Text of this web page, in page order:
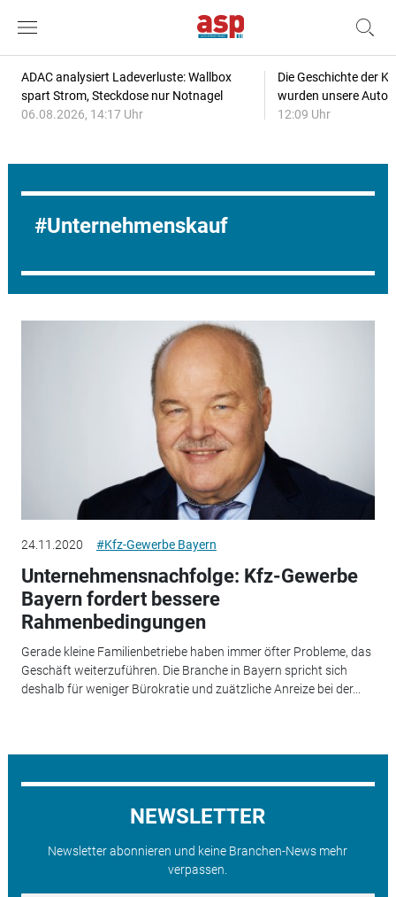
ADAC analysiert Ladeverluste: Wallbox
spart Strom, Steckdose nur Notnagel
06.08.2026, 14:17 Uhr
Die Geschichte der
wurden unsere
12:09 Uhr
Unternehmenskauf
24.11.2020 #Kfz-Gewerbe Bayern
Unternehmensnachfolge: Kfz-Gewerbe
Bayern fordert bessere
Rahmenbedingungen
Gerade kleine Familienbetriebe haben immer öfter Probleme, das
Geschäft weiterzuführen. Die Branche in Bayern spricht sich
deshalb für weniger Bürokratie und zuätzliche Anreize bei der...
NEWSLETTER
Newsletter abonnieren und keine Branchen-News mehr
verpassen.